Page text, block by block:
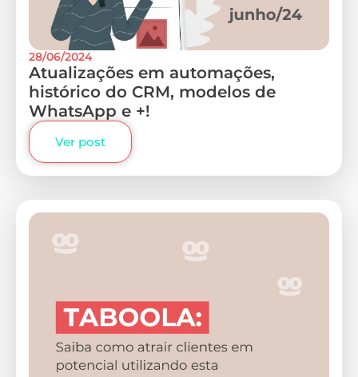
28/06/2024
Atualizações em automações,
histórico do CRM, modelos de
WhatsApp e +!
Ver post